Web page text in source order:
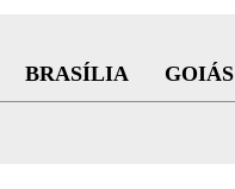
BRASÍLIA GOIÁS